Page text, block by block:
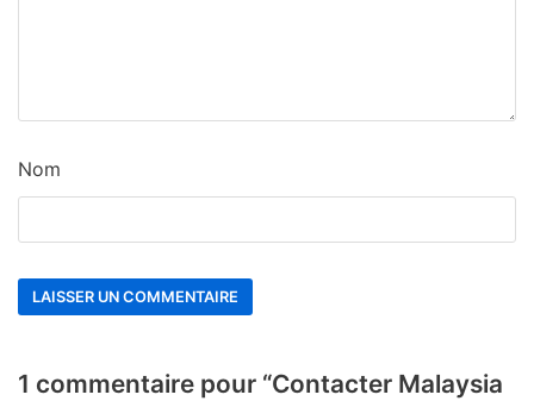
Nom
1 commentaire pour “Contacter Malaysia